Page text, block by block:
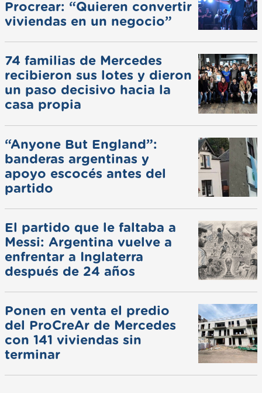
Procrear: “Quieren convertir
viviendas en un negocio”
74 familias de Mercedes
recibieron sus lotes y dieron
un paso decisivo hacia la
casa propia
“Anyone But England”:
banderas argentinas y
apoyo escocés antes del
partido
El partido que le faltaba a
Messi: Argentina vuelve a
enfrentar a Inglaterra
después de 24 años
Ponen en venta el predio
del ProCreAr de Mercedes
con 141 viviendas sin
terminar